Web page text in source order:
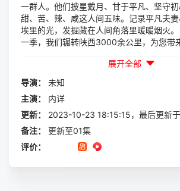
一群人。他们披星戴月、甘于平凡、坚守初
甜、苦、辣、咸这人间五味。记录平凡夫
埃里的光，发掘藏在人间角落里暖暖烟火
一季，我们辗转陕西3000余公里，为您带
展开全部
导演：
未知
主演：
内详
更新：
2023-10-23 18:15:15，最后更新
备注：
更新至01集
评价：